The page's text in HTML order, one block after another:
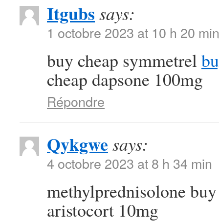
Itgubs says:
1 octobre 2023 at 10 h 20 min
buy cheap symmetrel
cheap dapsone 100mg
Répondre
Qykgwe says:
4 octobre 2023 at 8 h 34 min
methylprednisolone
aristocort 10mg